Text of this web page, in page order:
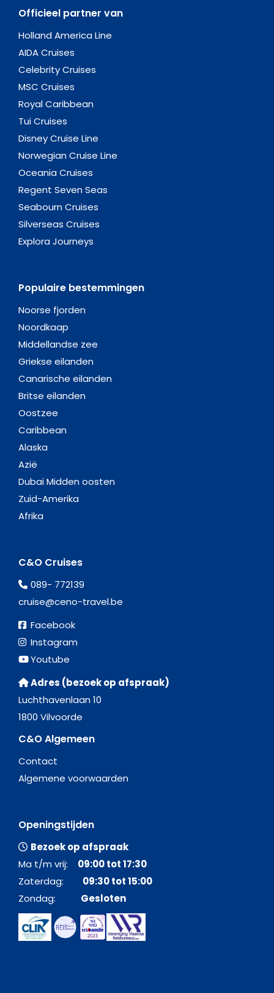
Officieel partner van
Holland America Line
AIDA Cruises
Celebrity Cruises
MSC Cruises
Royal Caribbean
Tui Cruises
Disney Cruise Line
Norwegian Cruise Line
Oceania Cruises
Regent Seven Seas
Seabourn Cruises
Silverseas Cruises
Explora Journeys
Populaire bestemmingen
Noorse fjorden
Noordkaap
Middellandse zee
Griekse eilanden
Canarische eilanden
Britse eilanden
Oostzee
Caribbean
Alaska
Azië
Dubai Midden oosten
Zuid-Amerika
Afrika
C&O Cruises
089- 772139
cruise@ceno-travel.be
Facebook
Instagram
Youtube
Adres (bezoek op afspraak)
Luchthavenlaan 10
1800 Vilvoorde
C&O Algemeen
Contact
Algemene voorwaarden
Openingstijden
Bezoek op afspraak
Ma t/m vrij: 09:00 tot 17:30
Zaterdag: 09:30 tot 15:00
Zondag: Gesloten